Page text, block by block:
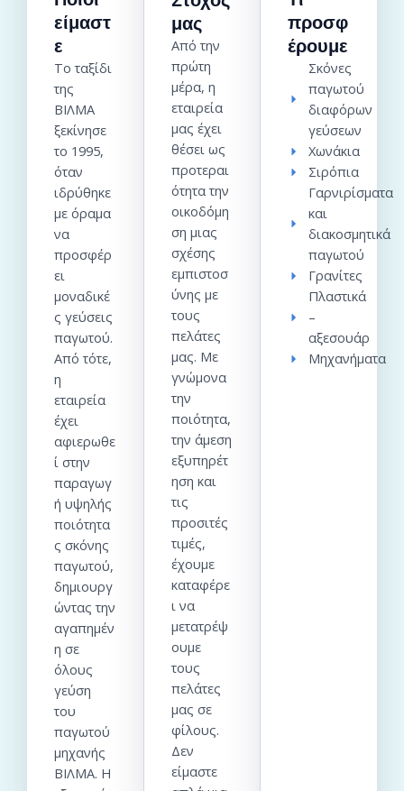
είμαστ
ε
Το ταξίδι
της
ΒΙΛΜΑ
ξεκίνησε
το 1995,
όταν
ιδρύθηκε
με όραμα
να
προσφέρ
ει
μοναδικέ
ς γεύσεις
παγωτού.
Από τότε,
η
εταιρεία
έχει
αφιερωθε
ί στην
παραγωγ
ή υψηλής
ποιότητα
ς σκόνης
παγωτού,
δημιουργ
ώντας την
αγαπημέν
η σε
όλους
γεύση
του
παγωτού
μηχανής
ΒΙΛΜΑ. Η
μας
Από την
πρώτη
μέρα, η
εταιρεία
μας έχει
θέσει ως
προτεραι
ότητα την
οικοδόμη
ση μιας
σχέσης
εμπιστοσ
ύνης με
τους
πελάτες
μας. Με
γνώμονα
την
ποιότητα,
την άμεση
εξυπηρέτ
ηση και
τις
προσιτές
τιμές,
έχουμε
καταφέρε
ι να
μετατρέψ
ουμε
τους
πελάτες
μας σε
φίλους.
Δεν
είμαστε
προσφ
έρουμε
Σκόνες
παγωτού
διαφόρων
γεύσεων
Χωνάκια
Σιρόπια
Γαρνιρίσματα
και
διακοσμητικά
παγωτού
Γρανίτες
Πλαστικά
–
αξεσουάρ
Μηχανήματα